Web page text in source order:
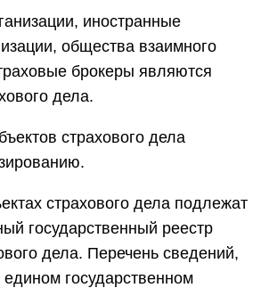
иностранные
общества взаимного
брокеры являются
дела.
страхового дела
страхового дела подлежат
государственный реестр
дела. Перечень сведений,
государственном